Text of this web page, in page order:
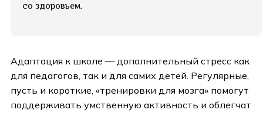
со здоровьем.
Адаптация к школе — дополнительный стресс как
для педагогов, так и для самих детей. Регулярные,
пусть и короткие, «тренировки для мозга» помогут
поддерживать умственную активность и облегчат